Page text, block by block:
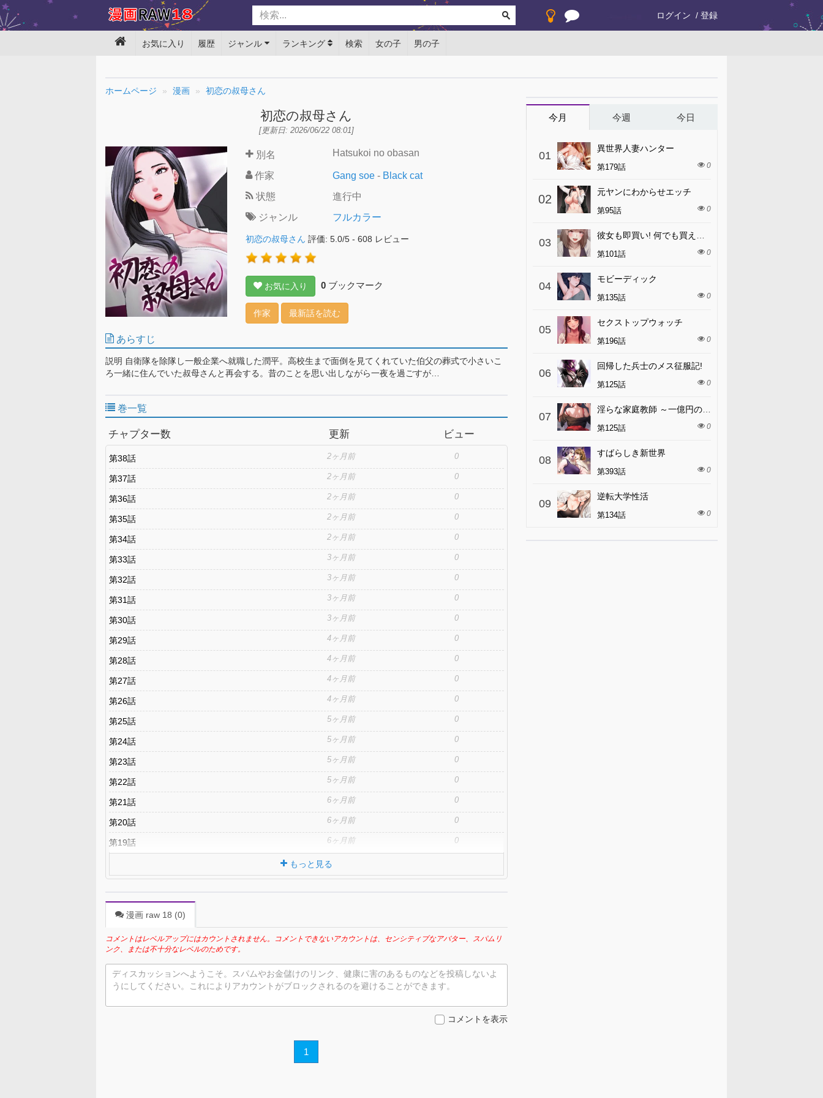
ログイン 登録
お気に入り 履歴 ジャンル ランキング 検索 女の子 男の子
ホームページ 漫画 初恋の叔母さん
初恋の叔母さん
[更新日: 2026/06/22 08:01]
別名 Hatsukoi no obasan
作家 Gang soe - Black cat
状態
進行中
ジャンル
フルカラー
初恋の叔母さん 評価: 5.0/5- 608 レビュー
お気に入り 0ブックマーク
作家 最新話を読む
あらすじ
説明 自衛隊を除隊し一般企業へ就職した潤平。高校生まで面倒を見てくれていた伯父の葬式で小さいこ
ろ一緒に住んでいた叔母さんと再会する。昔のことを思い出しながら一夜を過ごすが…
巻一覧
チャプター数 更新 ビュー
第38話 2ヶ月前 0
第37話 2ヶ月前 0
第36話 2ヶ月前 0
第35話 2ヶ月前 0
第34話 2ヶ月前 0
第33話 3ヶ月前 0
第32話 3ヶ月前 0
第31話 3ヶ月前 0
第30話 3ヶ月前 0
第29話 4ヶ月前 0
第28話 4ヶ月前 0
第27話 4ヶ月前 0
第26話 4ヶ月前 0
第25話 5ヶ月前 0
第24話 5ヶ月前 0
第23話 5ヶ月前 0
第22話 5ヶ月前 0
第21話 6ヶ月前 0
第20話 6ヶ月前 0
第19話 6ヶ月前 0
もっと見る
漫画 raw 18 (0)
コメントはレベルアップにはカウントされません。コメントできないアカウントは、センシティブなアバター、スパムリ
ンク、または不十分なレベルのためです。
ディスカッションへようこそ。スパムやお金儲けのリンク、健康に害のあるものなどを投稿しないよ
うにしてください。これによりアカウントがブロックされるのを避けることができます。
コメントを表示
1
今月 今週 今日
01
異世界人妻ハンター
第179話 0
02
元ヤンにわからせエッチ
第95話 0
03
第101話 0
04
モビーディック
第135話 0
05
セクストップウォッチ
第196話 0
06
回帰した兵士のメス征服記!
第125話 0
07
淫らな家庭教師 ～一億円の課外授業～
第125話 0
08
すばらしき新世界
第393話 0
09
逆転大学性活
第134話 0